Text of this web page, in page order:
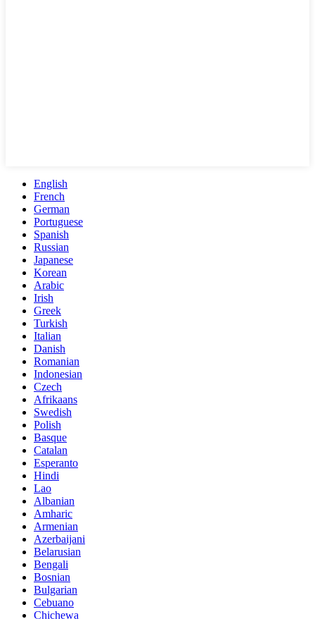
English
French
German
Portuguese
Spanish
Russian
Japanese
Korean
Arabic
Irish
Greek
Turkish
Italian
Danish
Romanian
Indonesian
Czech
Afrikaans
Swedish
Polish
Basque
Catalan
Esperanto
Hindi
Lao
Albanian
Amharic
Armenian
Azerbaijani
Belarusian
Bengali
Bosnian
Bulgarian
Cebuano
Chichewa